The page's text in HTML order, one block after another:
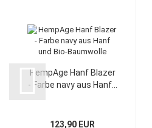
HempAge Hanf Blazer
- Farbe navy aus Hanf...
123,90 EUR